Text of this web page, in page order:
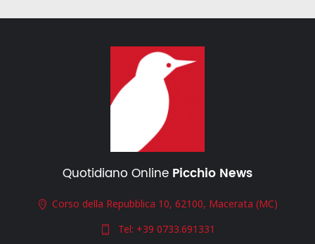
Quotidiano Online Picchio News
Corso della Repubblica 10, 62100, Macerata (MC)
Tel: +39 0733.691331